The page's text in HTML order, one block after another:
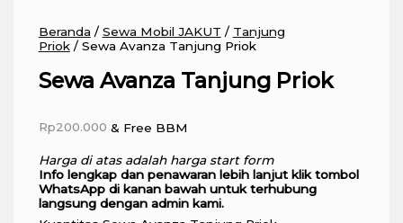
Beranda / Sewa Mobil JAKUT / Tanjung
Priok/ Sewa Avanza Tanjung Priok
Sewa Avanza Tanjung Priok
Rp200.000 & Free BBM
Harga di atas adalah harga start form
Info lengkap dan penawaran lebih lanjut klik tombol
WhatsApp di kanan bawah untuk terhubung
langsung dengan admin kami.